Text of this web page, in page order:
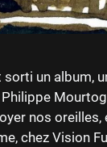
sorti un album,
nos oreilles,
chez Vision